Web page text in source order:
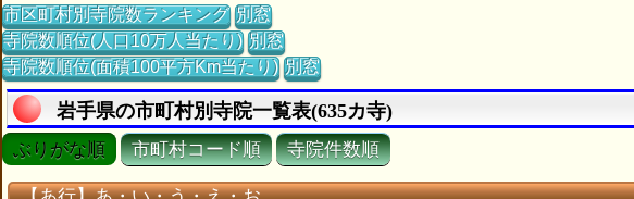
市区町村別寺院数ランキング 別窓
寺院数順位(人口10万人当たり) 別窓
寺院数順位(面積100平方Km当たり) 別窓
岩手県の市町村別寺院一覧表(635カ寺)
ぶりがな順 市町村コード順 寺院件数順